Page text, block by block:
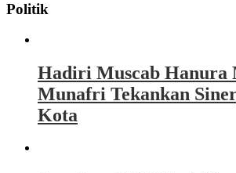
Politik
Hadiri Muscab Hanura
Munafri Tekankan
Kota